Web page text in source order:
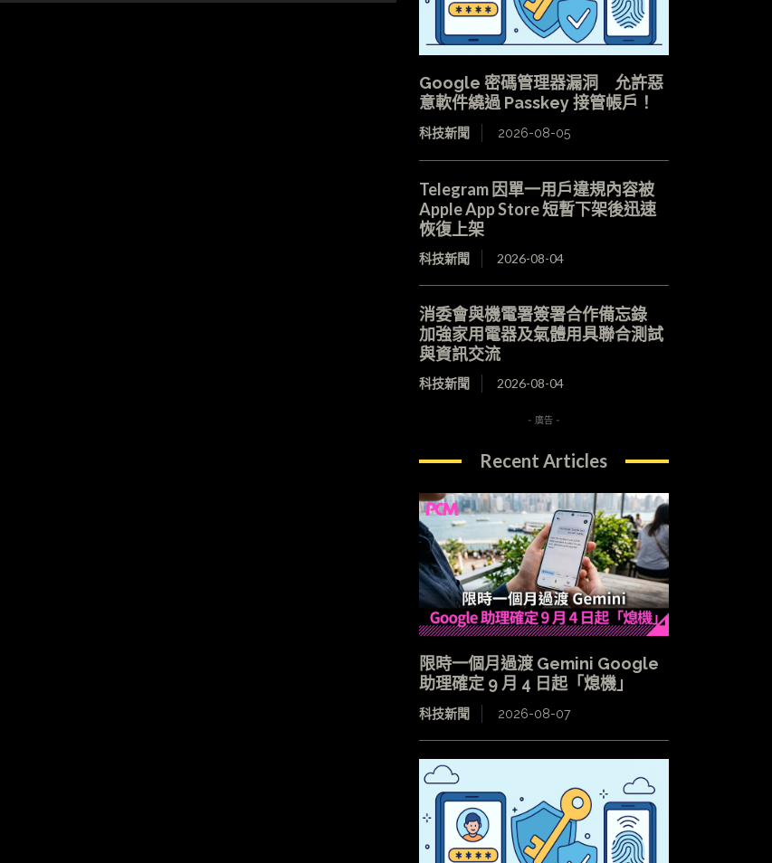
Google 密碼管理器漏洞 允許惡
意軟件繞過 Passkey 接管帳戶！
科技新聞 2026-08-05
Telegram 因單一用戶違規內容被
Apple App Store 短暫下架後迅速
恢復上架
科技新聞 2026-08-04
消委會與機電署簽署合作備忘錄
加強家用電器及氣體用具聯合測試
與資訊交流
科技新聞 2026-08-04
- 廣告 -
Recent Articles
限時一個月過渡 Gemini Google
助理確定 9 月 4 日起「熄機」
科技新聞 2026-08-07